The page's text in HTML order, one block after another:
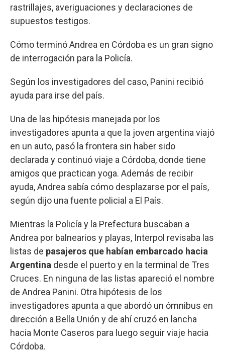
rastrillajes, averiguaciones y declaraciones de
supuestos testigos.
Cómo terminó Andrea en Córdoba es un gran signo
de interrogación para la Policía.
Según los investigadores del caso, Panini recibió
ayuda para irse del país.
Una de las hipótesis manejada por los
investigadores apunta a que la joven argentina viajó
en un auto, pasó la frontera sin haber sido
declarada y continuó viaje a Córdoba, donde tiene
amigos que practican yoga. Además de recibir
ayuda, Andrea sabía cómo desplazarse por el país,
según dijo una fuente policial a El País.
Mientras la Policía y la Prefectura buscaban a
Andrea por balnearios y playas, Interpol revisaba las
listas de pasajeros que habían embarcado hacia
Argentina desde el puerto y en la terminal de Tres
Cruces. En ninguna de las listas apareció el nombre
de Andrea Panini. Otra hipótesis de los
investigadores apunta a que abordó un ómnibus en
dirección a Bella Unión y de ahí cruzó en lancha
hacia Monte Caseros para luego seguir viaje hacia
Córdoba.